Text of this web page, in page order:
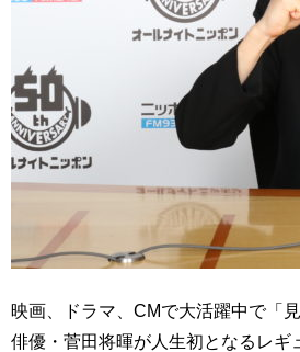
映画、ドラマ、CMで大活躍中で「
俳優・菅田将暉が人生初となるレ